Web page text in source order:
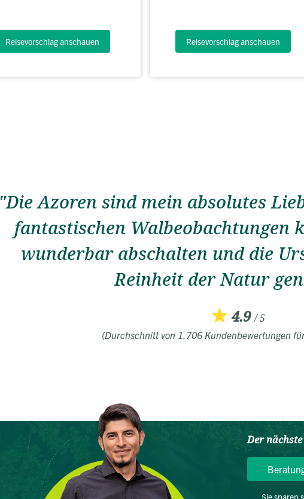
Reisevorschlag anschauen Reisevorschlag anschauen
"Die Azoren sind mein absolutes
fantastischen Walbeobachtungen
wunderbar abschalten und die
Reinheit der Natur
4.9/ 5
(Durchschnitt von 1.706 Kundenbewertungen
Der
Sie sparen